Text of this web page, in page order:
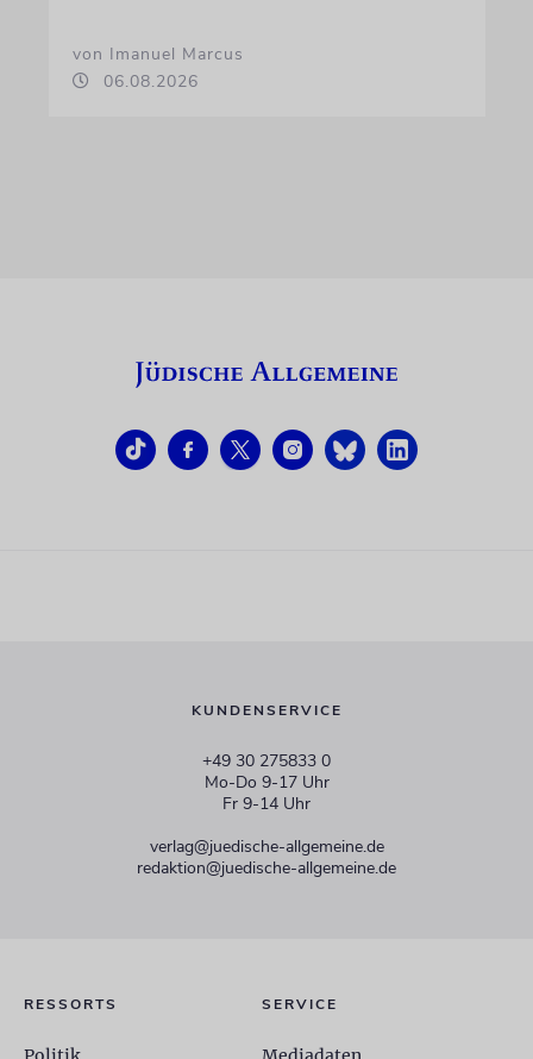
von Imanuel Marcus
06.08.2026
KUNDENSERVICE
+49 30 275833 0
Mo-Do 9-17 Uhr
Fr 9-14 Uhr
verlag@juedische-allgemeine.de
redaktion@juedische-allgemeine.de
RESSORTS SERVICE